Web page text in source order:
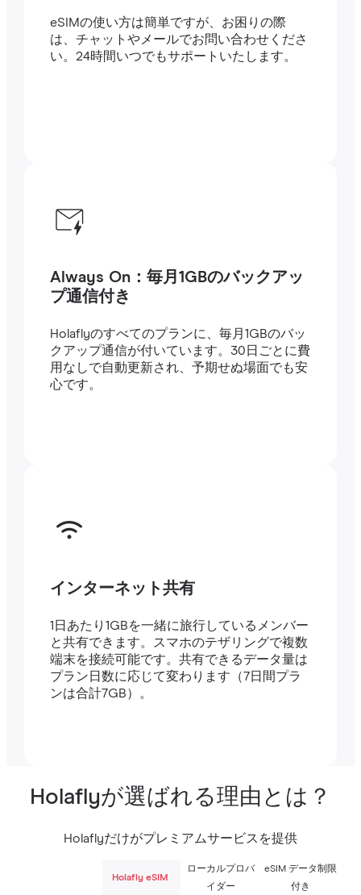
eSIMの使い方は簡単ですが、お困りの際
は、チャットやメールでお問い合わせくださ
い。24時間いつでもサポートいたします。
Always On：毎月1GBのバックアッ
プ通信付き
Holaflyのすべてのプランに、毎月1GBのバッ
クアップ通信が付いています。30日ごとに費
用なしで自動更新され、予期せぬ場面でも安
心です。
インターネット共有
1日あたり1GBを一緒に旅行しているメンバー
と共有できます。スマホのテザリングで複数
端末を接続可能です。共有できるデータ量は
プラン日数に応じて変わります（7日間プラ
ンは合計7GB）。
Holaflyが選ばれる理由とは？
Holaflyだけがプレミアムサービスを提供
Holafly eSIM
ローカルプロバ
イダー
eSIM データ制限
付き